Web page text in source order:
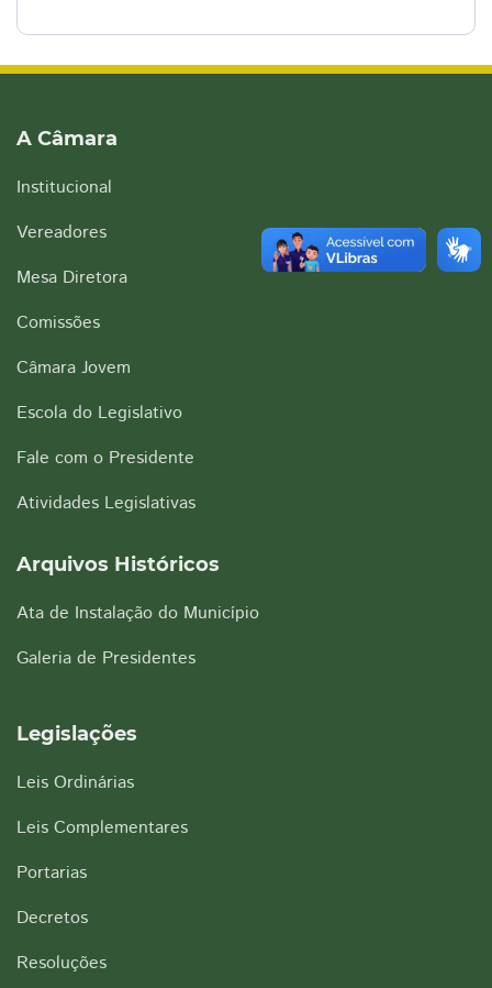
A Câmara
Institucional
Vereadores
Mesa Diretora
Comissões
Câmara Jovem
Escola do Legislativo
Fale com o Presidente
Atividades Legislativas
Arquivos Históricos
Ata de Instalação do Município
Galeria de Presidentes
Legislações
Leis Ordinárias
Leis Complementares
Portarias
Decretos
Resoluções